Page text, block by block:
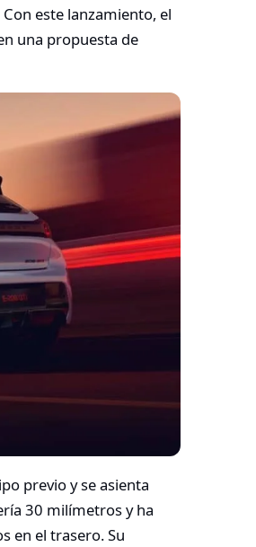
este lanzamiento, el
una propuesta de
previo y se asienta
30 milímetros y ha
en el trasero. Su